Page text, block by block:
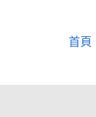
首頁